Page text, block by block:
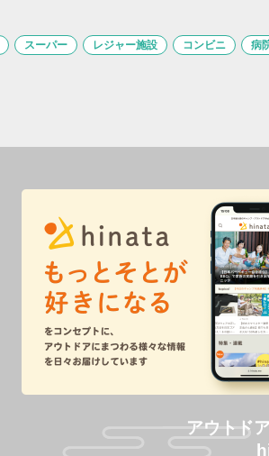
スーパー レジャー施設 コンビニ 病
アウトド